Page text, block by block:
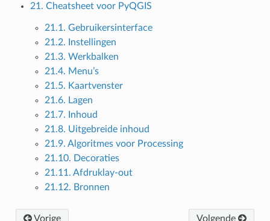
21. Cheatsheet voor PyQGIS
21.1. Gebruikersinterface
21.2. Instellingen
21.3. Werkbalken
21.4. Menu’s
21.5. Kaartvenster
21.6. Lagen
21.7. Inhoud
21.8. Uitgebreide inhoud
21.9. Algoritmes voor Processing
21.10. Decoraties
21.11. Afdruklay-out
21.12. Bronnen
Vorige Volgende